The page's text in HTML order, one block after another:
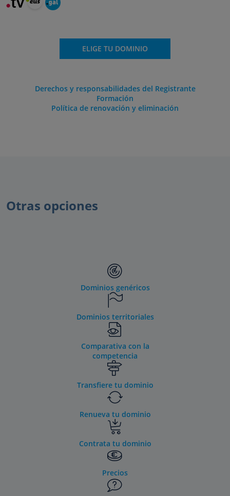
ELIGE TU DOMINIO
Derechos y responsabilidades del Registrante
Formación
Política de renovación y eliminación
Otras opciones
Dominios genéricos
Dominios territoriales
Comparativa con la
competencia
Transfiere tu dominio
Renueva tu dominio
Contrata tu dominio
Precios